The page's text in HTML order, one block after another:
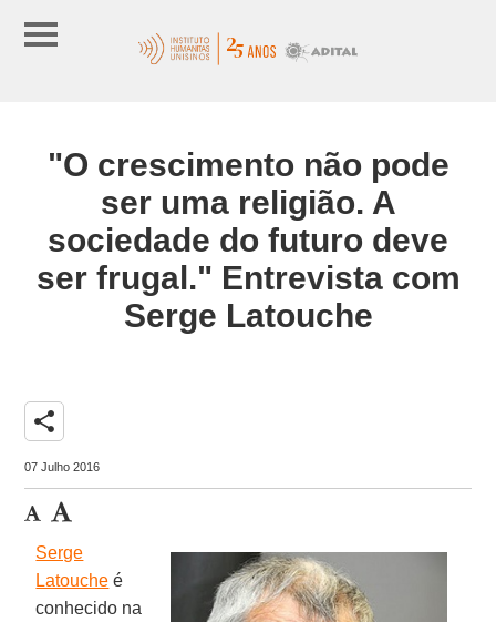
"O crescimento não pode
ser uma religião. A
sociedade do futuro deve
ser frugal." Entrevista com
Serge Latouche
share
07 Julho 2016
Serge
Latouche é
conhecido na